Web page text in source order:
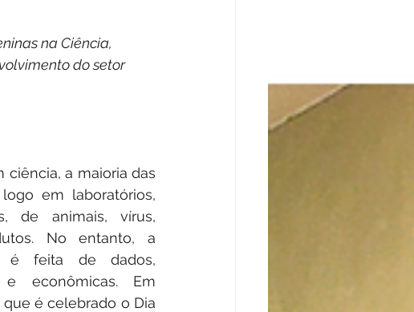
na Ciência,
do setor
ciência, a maioria das
em laboratórios,
de animais, vírus,
No entanto, a
é feita de dados,
e econômicas. Em
é celebrado o Dia